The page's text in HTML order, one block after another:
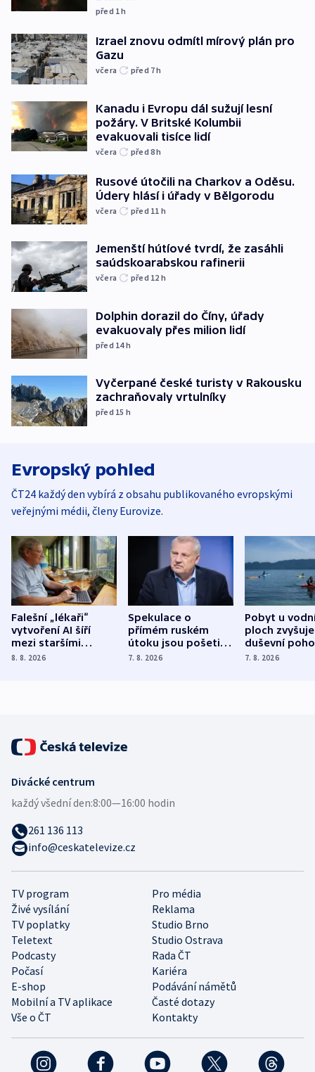
před 1h
Izrael znovu odmítl mírový plán pro
Gazu
včera před 7h
Kanadu i Evropu dál sužují lesní
požáry. V Britské Kolumbii
evakuovali tisíce lidí
včera před 8h
Rusové útočili na Charkov a Oděsu.
Údery hlásí i úřady v Bělgorodu
včera před 11 h
Jemenští hútíové tvrdí, že zasáhli
saúdskoarabskou rafinerii
včera před 12 h
Dolphin dorazil do Číny, úřady
evakuovaly přes milion lidí
před 14h
Vyčerpané české turisty v Rakousku
zachraňovaly vrtulníky
před 15 h
Evropský pohled
ČT24 každý den vybírá z obsahu publikovaného evropskými
veřejnými médii, členy Eurovize.
Falešní „lékaři“
vytvoření AI šíří
mezi staršími
Poláky nebezpečné
8. 8. 2026
Spekulace o
přímém ruském
útoku jsou pošetilé,
míní estonský
7. 8. 2026
Pobyt u
ploch zvyšuje
duševní
ukázala
7. 8. 2026
TV program
Pro média
Živé vysílání
Reklama
TV poplatky
Studio Brno
Teletext
Studio Ostrava
Podcasty
Rada ČT
Počasí
Kariéra
E-shop
Podávání námětů
Mobilní a TV aplikace
Časté dotazy
Vše o ČT
Kontakty
Divácké centrum
každý všední den:8:00—16:00 hodin
261 136 113
info@ceskatelevize.cz